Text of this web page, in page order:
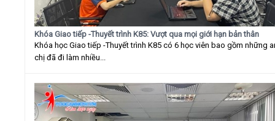
Khóa Giao tiếp -Thuyết trình K85: Vượt qua mọi giới hạn bản thân
Khóa học Giao tiếp -Thuyết trình K85 có 6 học viên bao gồm những
chị đã đi làm nhiều...